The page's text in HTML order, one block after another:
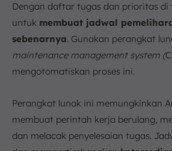
Dengan daftar tugas dan prioritas di
untuk membuat jadwal
sebenarnya. Gunakan perangkat
maintenance management system (
mengotomatiskan proses ini.
Perangkat lunak ini memungkinkan
membuat perintah kerja berulang,
dan melacak penyelesaian tugas.